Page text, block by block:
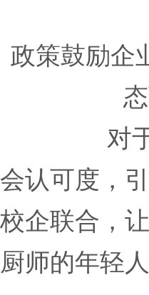
政策鼓励企
对于在校
会认可度，
校企联合，
厨师的年轻